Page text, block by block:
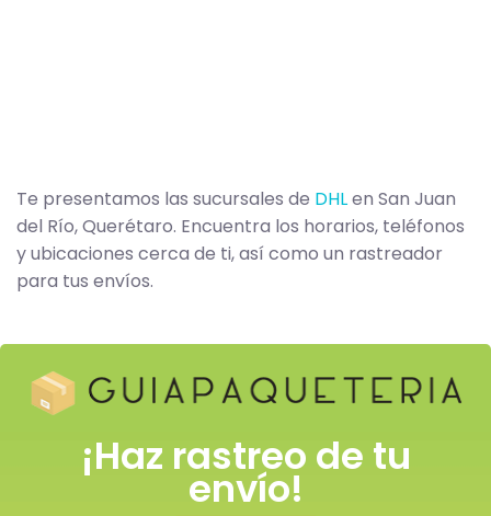
Te presentamos las sucursales de DHLen San Juan
del Río, Querétaro. Encuentra los horarios, teléfonos
y ubicaciones cerca de ti, así como un rastreador
para tus envíos.
¡Haz rastreo de tu
envío!